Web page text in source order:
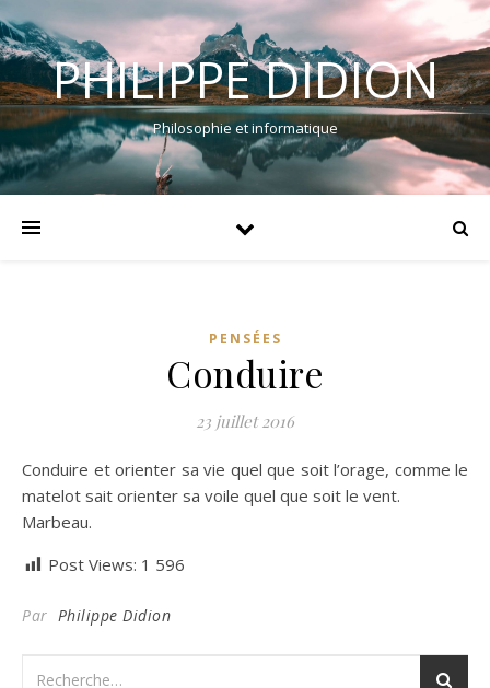
PHILIPPE DIDION
Philosophie et informatique
PENSÉES
Conduire
23 juillet 2016
Conduire et orienter sa vie quel que soit l’orage, comme le
matelot sait orienter sa voile quel que soit le vent.
Marbeau.
Post Views: 1 596
Par Philippe Didion